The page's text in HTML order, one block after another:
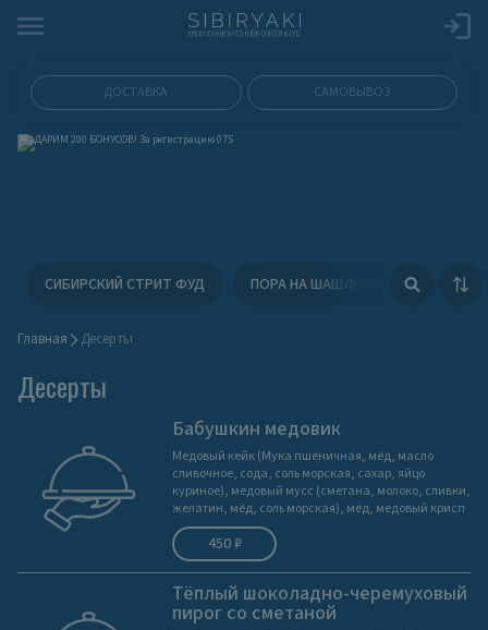
ДОСТАВКА САМОВЫВОЗ
СИБИРСКИЙ СТРИТ ФУД ПОРА НА ШАШЛЫКИ
Главная Деcерты
Деcерты
Бабушкин медовик
Медовый кейк (Мука пшеничная, мёд, масло
сливочное, сода, соль морская, сахар, яйцо
куриное), медовый мусс (сметана, молоко, сливки,
желатин, мёд, соль морская), мёд, медовый крисп
450 ₽
Тёплый шоколадно-черемуховый
пирог со сметаной